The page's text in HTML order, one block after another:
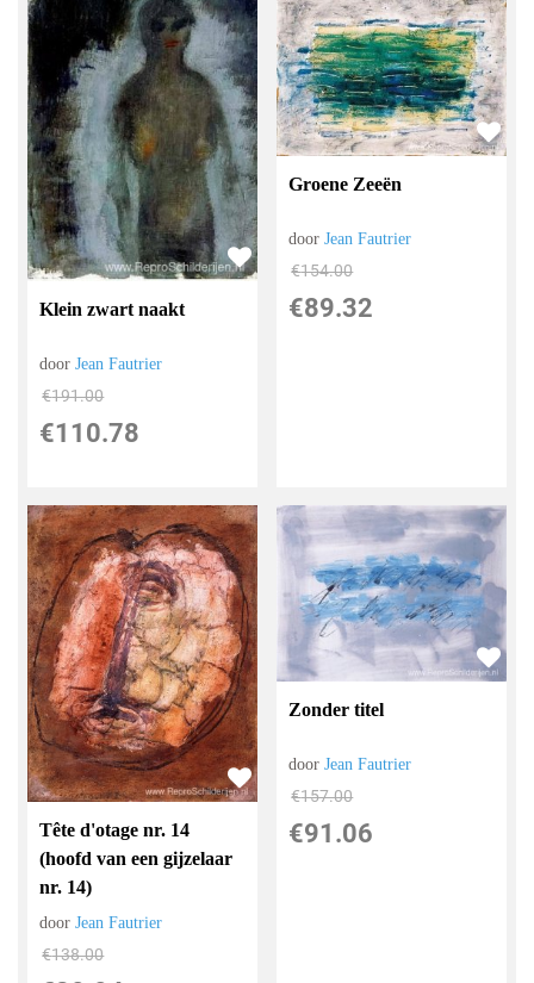
Klein zwart naakt
doorJean Fautrier
€191.00
€110.78
Groene Zeeën
doorJean Fautrier
€154.00
€89.32
Tête d'otage nr. 14
(hoofd van een gijzelaar
nr. 14)
doorJean Fautrier
€138.00
Zonder titel
doorJean Fautrier
€157.00
€91.06